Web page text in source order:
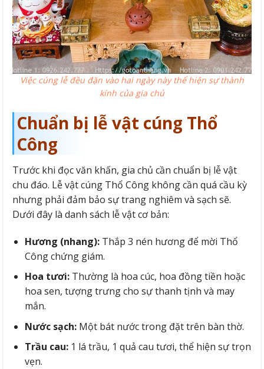
Việc cúng lễ đều đặn vào hai ngày này thể hiện sự thành
kính của gia chủ
Chuẩn bị lễ vật cúng Thổ
Công
Trước khi đọc văn khấn, gia chủ cần chuẩn bị lễ vật
chu đáo. Lễ vật cúng Thổ Công không cần quá cầu kỳ
nhưng phải đảm bảo sự trang nghiêm và sạch sẽ.
Dưới đây là danh sách lễ vật cơ bản:
Hương (nhang):Thắp 3 nén hương để mời Thổ
Công chứng giám.
Hoa tươi:Thường là hoa cúc, hoa đồng tiền hoặc
hoa sen, tượng trưng cho sự thanh tịnh và may
mắn.
Nước sạch:Một bát nước trong đặt trên bàn thờ.
Trầu cau:1 lá trầu, 1 quả cau tươi, thể hiện sự trọn
vẹn.